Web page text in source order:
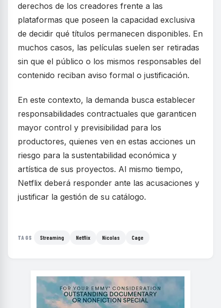
derechos de los creadores frente a las
plataformas que poseen la capacidad exclusiva
de decidir qué títulos permanecen disponibles. En
muchos casos, las películas suelen ser retiradas
sin que el público o los mismos responsables del
contenido reciban aviso formal o justificación.
En este contexto, la demanda busca establecer
responsabilidades contractuales que garanticen
mayor control y previsibilidad para los
productores, quienes ven en estas acciones un
riesgo para la sustentabilidad económica y
artística de sus proyectos. Al mismo tiempo,
Netflix deberá responder ante las acusaciones y
justificar la gestión de su catálogo.
TAGS Streaming Netflix Nicolas Cage